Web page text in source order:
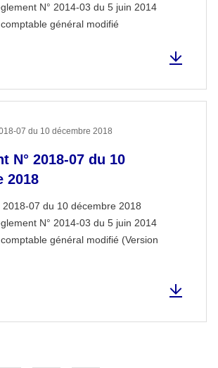
N° 2014-03 du 5 juin 2014
général modifié
N° 2018-07 du 10
2018
2018-07 du 10 décembre 2018
N° 2014-03 du 5 juin 2014
général modifié (Version
07 du 10 décembre 2018